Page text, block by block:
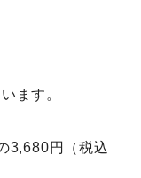
ます。
3,680円（税込